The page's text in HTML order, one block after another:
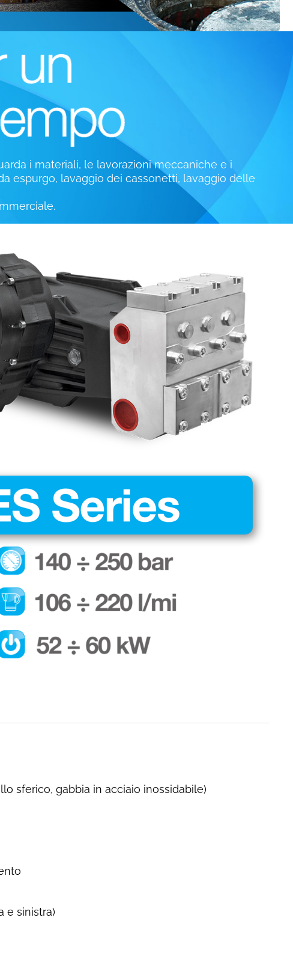
i materiali, le lavorazioni meccaniche e i
espurgo, lavaggio dei cassonetti, lavaggio delle
sferico, gabbia in acciaio inossidabile)
e sinistra)